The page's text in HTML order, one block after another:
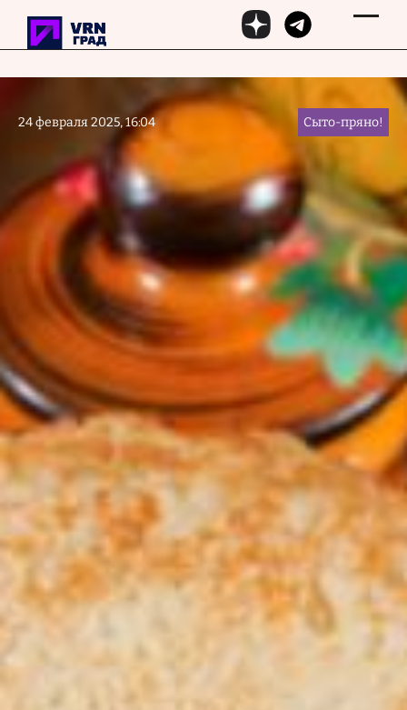
Перейти к основному содержанию
24 февраля 2025, 16:04 Сыто-пряно!